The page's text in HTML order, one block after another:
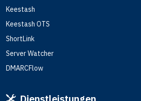
Keestash
Keestash OTS
ShortLink
Server Watcher
DMARCFlow